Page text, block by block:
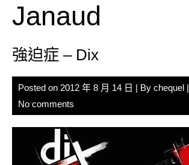
Janaud
強迫症 – Dix
Posted on 2012 年 8 月 14 日 | By chequel |
No comments